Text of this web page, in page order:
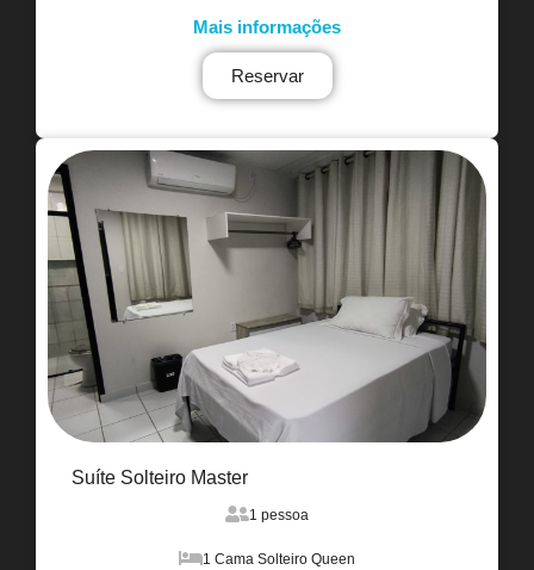
Mais informações
Reservar
Suíte Solteiro Master
1 pessoa
1 Cama Solteiro Queen